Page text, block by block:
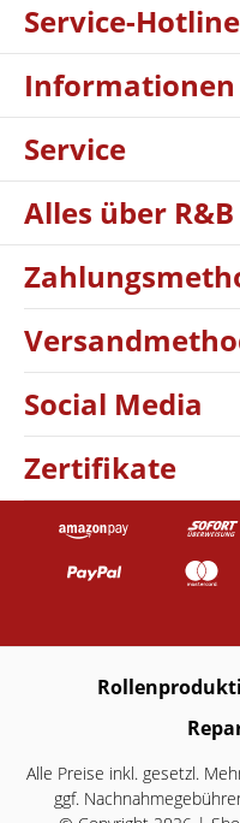
Service-Hotline
Informationen
Service
Alles über R&B
Social Media
Zertifikate
Alle Preise inkl. gesetzl.
ggf.